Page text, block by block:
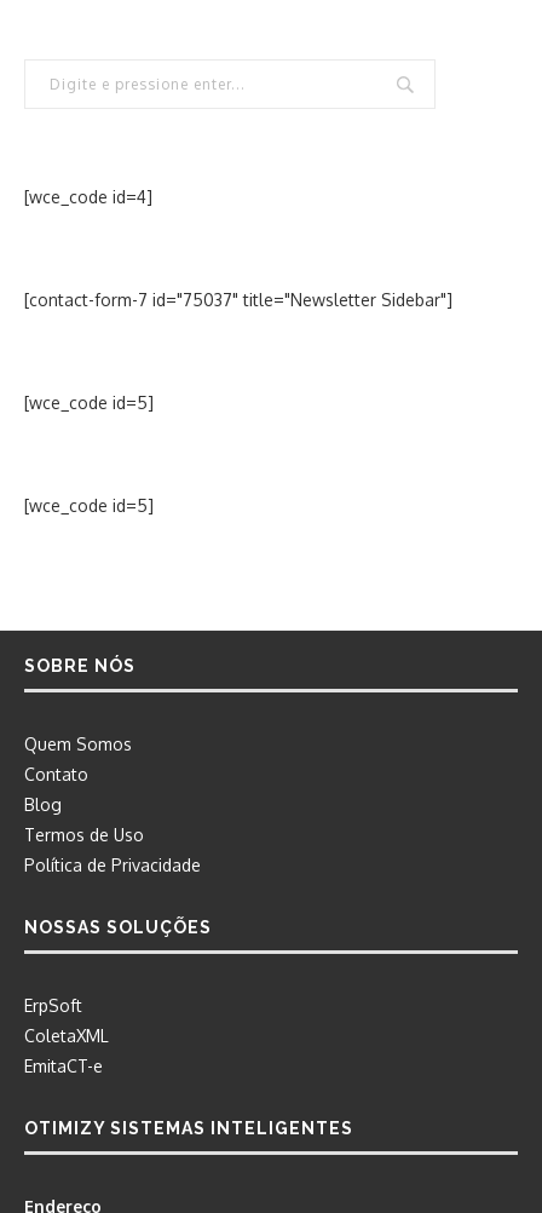
[wce_code id=4]
[contact-form-7 id="75037" title="Newsletter Sidebar"]
[wce_code id=5]
[wce_code id=5]
SOBRE NÓS
Quem Somos
Contato
Blog
Termos de Uso
Política de Privacidade
NOSSAS SOLUÇÕES
ErpSoft
ColetaXML
EmitaCT-e
OTIMIZY SISTEMAS INTELIGENTES
Endereço